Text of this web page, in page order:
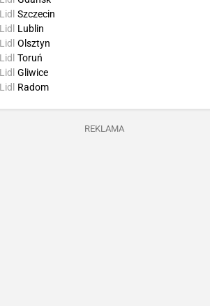
Lidl Szczecin
Lidl
Lublin
Lidl Olsztyn
Lidl Toruń
Lidl Gliwice
Lidl
Radom
REKLAMA